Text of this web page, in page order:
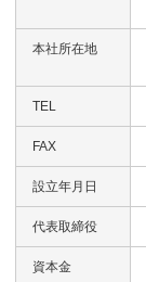
本社所在地
TEL
FAX
設立年月日
代表取締役
資本金